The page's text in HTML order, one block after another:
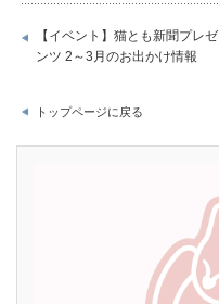
【イベント】猫とも新聞プレゼ
ンツ 2～3月のお出かけ情報
トップページに戻る